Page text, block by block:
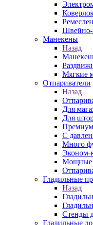
Манекены
Назад
Мягкие
Отпариватели
Назад
Для
Для
С
Много
Эконом-
Мощные
Гладильные
Назад
Стенды
Гладильные